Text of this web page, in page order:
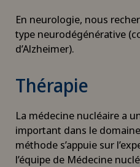
En neurologie, nous
type neurodégénérative
d’Alzheimer).
Thérapie
La médecine nucléaire a
important dans le
méthode s’appuie sur
l’équipe de Médecine